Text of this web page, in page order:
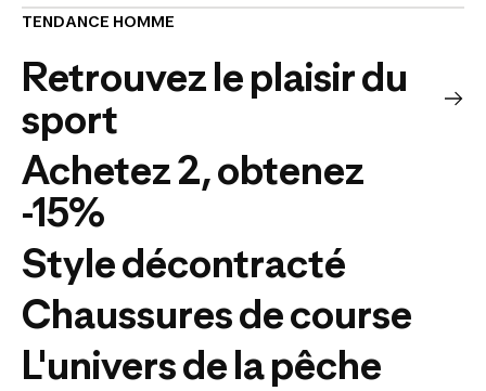
TENDANCE HOMME
Retrouvez le plaisir du
sport
Achetez 2, obtenez
-15%
Style décontracté
Chaussures de course
L'univers de la pêche